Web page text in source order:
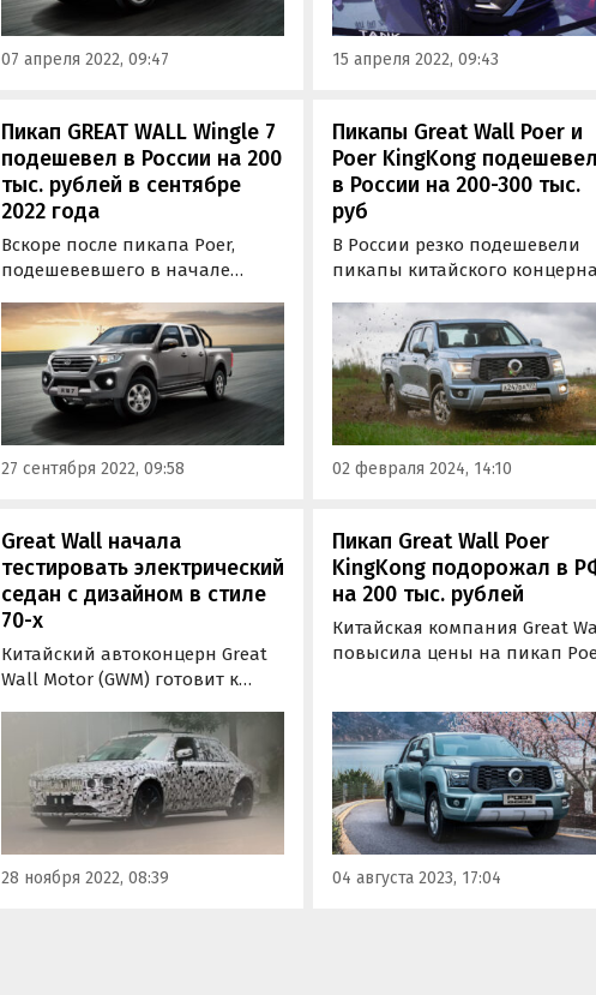
07 апреля 2022, 09:47 15 апреля 2022, 09:43
Пикап GREAT WALL Wingle 7
подешевел в России на 200
тыс. рублей в сентябре
2022 года
Вскоре после пикапа Poer,
подешевевшего в начале
доступнее стала и вторая
модель Great Wall в России –
пикап Wingle 7. Стоимость его
единственной комплектации
Comfort снизилась на 200 тыс.
рублей и теперь составляет 2…
27 сентября 2022, 09:58
Пикапы Great Wall Poer и
Poer KingKong
в России на 200-300 тыс.
руб
В России резко подешевели
пикапы китайского
флагманский Poer KingKong.
Благодаря появившейся в
феврале 2024 года «прямой
выгоды» первый стал
доступнее на 200 тыс. рублей,
второй – на 300 тыс. рублей,
пишет…
02 февраля 2024, 14:10
Great Wall начала
тестировать электрический
седан с дизайном в стиле
70-х
Китайский автоконцерн Great
Wall Motor (GWM) готовит к
под маркой Wey —
среднеразмерный седан с
дизайном в ретро-стиле.
Прототип перспективной
модели уже вышел на тесты в
Китае и недавно впервые
попал в объективы
28 ноября 2022, 08:39
Пикап Great Wall Poer
KingKong подорожал в
на 200 тыс. рублей
Китайская компания Great
повысила цены на пикап
прибавку он получил в обеих
комплектациях — в базовой
Comfort и топовой Elite,
сообщают «Автоновости
04 августа 2023, 17:04